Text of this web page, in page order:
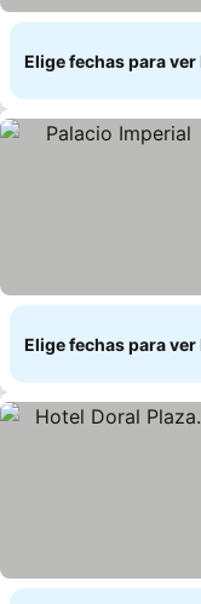
Elige fechas para
Elige fechas para